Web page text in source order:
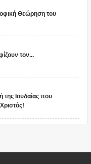
Θεώρηση του
τον...
της Ιουδαίας που